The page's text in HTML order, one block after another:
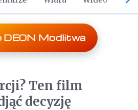
DEON Modlitwa
Ten film
decyzję